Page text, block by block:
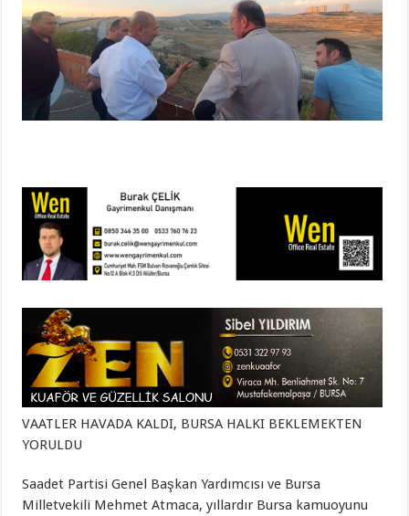
VAATLER HAVADA KALDI, BURSA HALKI BEKLEMEKTEN
YORULDU
Saadet Partisi Genel Başkan Yardımcısı ve Bursa
Milletvekili Mehmet Atmaca, yıllardır Bursa kamuoyunu